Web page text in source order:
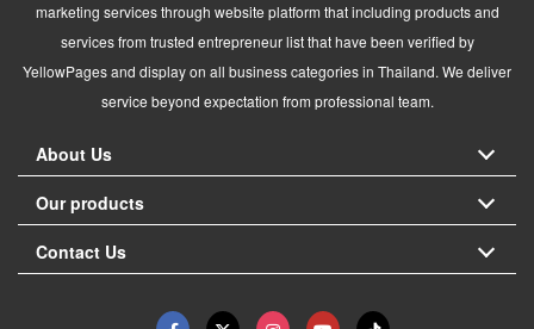
marketing services through website platform that including products and
services from trusted entrepreneur list that have been verified by
YellowPages and display on all business categories in Thailand. We deliver
service beyond expectation from professional team.
About Us
Our products
Contact Us